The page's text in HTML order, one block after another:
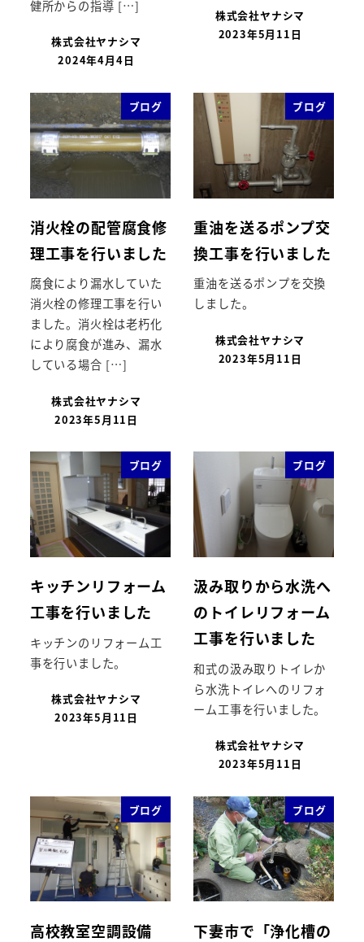
健所からの指導 […]
株式会社ヤナシマ
2024年4月4日
株式会社ヤナシマ
2023年5月11日
ブログ
消火栓の配管腐食修
理工事を行いました
腐食により漏水していた
消火栓の修理工事を行い
ました。消火栓は老朽化
により腐食が進み、漏水
している場合 […]
株式会社ヤナシマ
2023年5月11日
ブログ
重油を送るポンプ交
換工事を行いました
重油を送るポンプを交換
しました。
株式会社ヤナシマ
2023年5月11日
ブログ
キッチンリフォーム
工事を行いました
キッチンのリフォーム工
事を行いました。
株式会社ヤナシマ
2023年5月11日
ブログ
汲み取りから水洗へ
のトイレリフォーム
工事を行いました
和式の汲み取りトイレか
ら水洗トイレへのリフォ
ーム工事を行いました。
株式会社ヤナシマ
2023年5月11日
ブログ
高校教室空調設備
ブログ
下妻市で「浄化槽の